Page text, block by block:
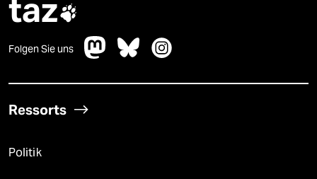
taz
Folgen Sie uns
Ressorts
Politik